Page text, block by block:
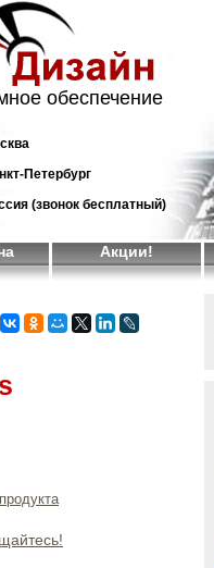
обеспечение
Петербург
(звонок бесплатный)
Акции!